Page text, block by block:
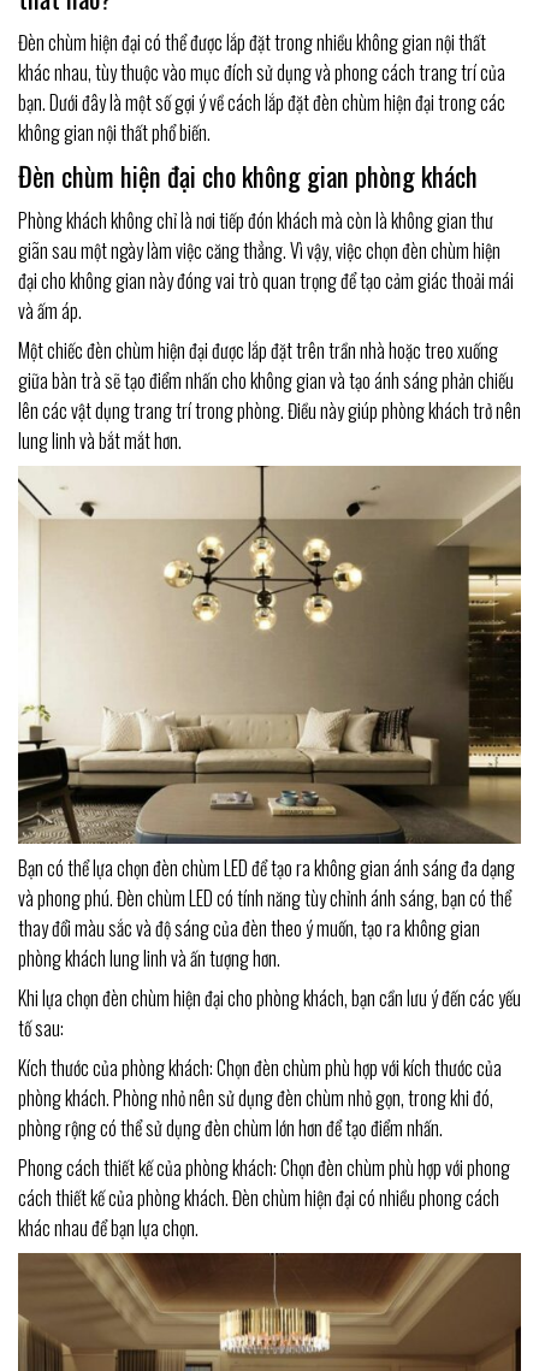
Đèn chùm hiện đại có thể được lắp đặt trong nhiều không gian nội thất
khác nhau, tùy thuộc vào mục đích sử dụng và phong cách trang trí của
bạn. Dưới đây là một số gợi ý về cách lắp đặt đèn chùm hiện đại trong các
không gian nội thất phổ biến.
Đèn chùm hiện đại cho không gian phòng khách
Phòng khách không chỉ là nơi tiếp đón khách mà còn là không gian thư
giãn sau một ngày làm việc căng thẳng. Vì vậy, việc chọn đèn chùm hiện
đại cho không gian này đóng vai trò quan trọng để tạo cảm giác thoải mái
và ấm áp.
Một chiếc đèn chùm hiện đại được lắp đặt trên trần nhà hoặc treo xuống
giữa bàn trà sẽ tạo điểm nhấn cho không gian và tạo ánh sáng phản chiếu
lên các vật dụng trang trí trong phòng. Điều này giúp phòng khách trở nên
lung linh và bắt mắt hơn.
Bạn có thể lựa chọn đèn chùm LED để tạo ra không gian ánh sáng đa dạng
và phong phú. Đèn chùm LED có tính năng tùy chỉnh ánh sáng, bạn có thể
thay đổi màu sắc và độ sáng của đèn theo ý muốn, tạo ra không gian
phòng khách lung linh và ấn tượng hơn.
Khi lựa chọn đèn chùm hiện đại cho phòng khách, bạn cần lưu ý đến các yếu
tố sau:
Kích thước của phòng khách: Chọn đèn chùm phù hợp với kích thước của
phòng khách. Phòng nhỏ nên sử dụng đèn chùm nhỏ gọn, trong khi đó,
phòng rộng có thể sử dụng đèn chùm lớn hơn để tạo điểm nhấn.
Phong cách thiết kế của phòng khách: Chọn đèn chùm phù hợp với phong
cách thiết kế của phòng khách. Đèn chùm hiện đại có nhiều phong cách
khác nhau để bạn lựa chọn.